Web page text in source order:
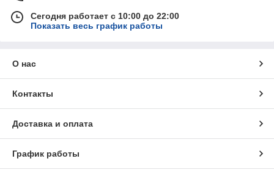
Сегодня работает с 10:00 до 22:00
Показать весь график работы
О нас
Контакты
Доставка и оплата
График работы